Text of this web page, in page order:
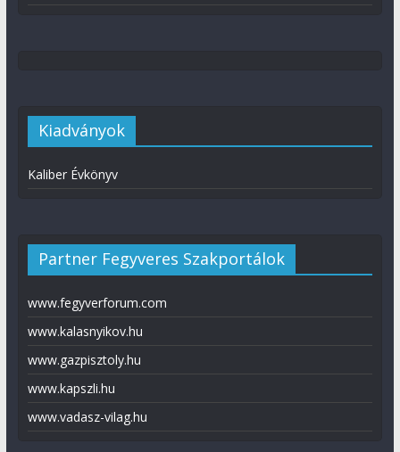
Kiadványok
Kaliber Évkönyv
Partner Fegyveres Szakportálok
www.fegyverforum.com
www.kalasnyikov.hu
www.gazpisztoly.hu
www.kapszli.hu
www.vadasz-vilag.hu